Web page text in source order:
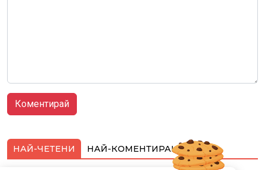
НАЙ-ЧЕТЕНИ НАЙ-КОМЕНТИРАНИ